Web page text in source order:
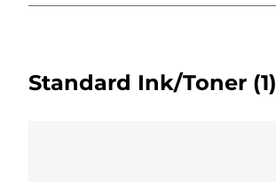
Standard Ink/Toner (1)